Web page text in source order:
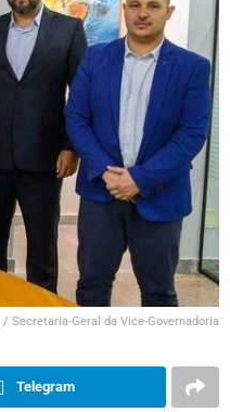
Secretaria-Geral da Vice-Governadoria
Telegram